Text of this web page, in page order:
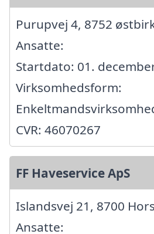
Purupvej 4, 8752
Ansatte:
Startdato: 01.
Virksomhedsform:
CVR: 46070267
FF Haveservice ApS
Islandsvej 21, 8700
Ansatte: